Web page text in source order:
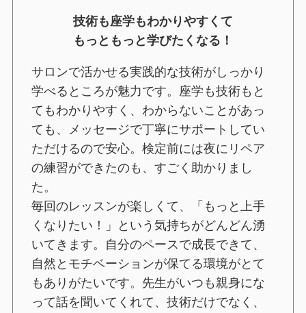
技術も座学もわかりやすくて
もっともっと学びたくなる！
サロンで活かせる実践的な技術がしっかり
学べるところが魅力です。座学も技術もと
てもわかりやすく、わからないことがあっ
ても、メッセージで丁寧にサポートしてい
ただけるので安心。検定前には夜にリペア
の練習ができたのも、すごく助かりまし
た。
毎回のレッスンが楽しくて、「もっと上手
くなりたい！」という気持ちがどんどん湧
いてきます。自分のペースで成長できて、
自然とモチベーションが保てる環境がとて
もありがたいです。先生がいつも親身にな
って話を聞いてくれて、技術だけでなく、